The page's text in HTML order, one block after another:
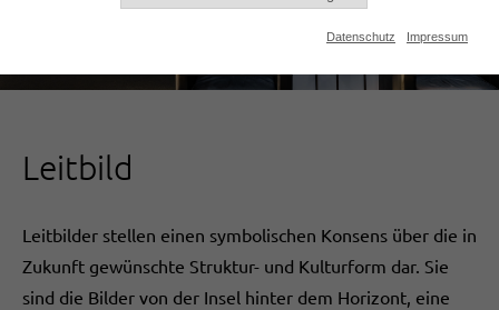
Leitbild
Leitbilder stellen einen symbolischen Konsens über die in
Zukunft gewünschte Struktur- und Kulturform dar. Sie
sind die Bilder von der Insel hinter dem Horizont, eine
Datenschutz Impressum